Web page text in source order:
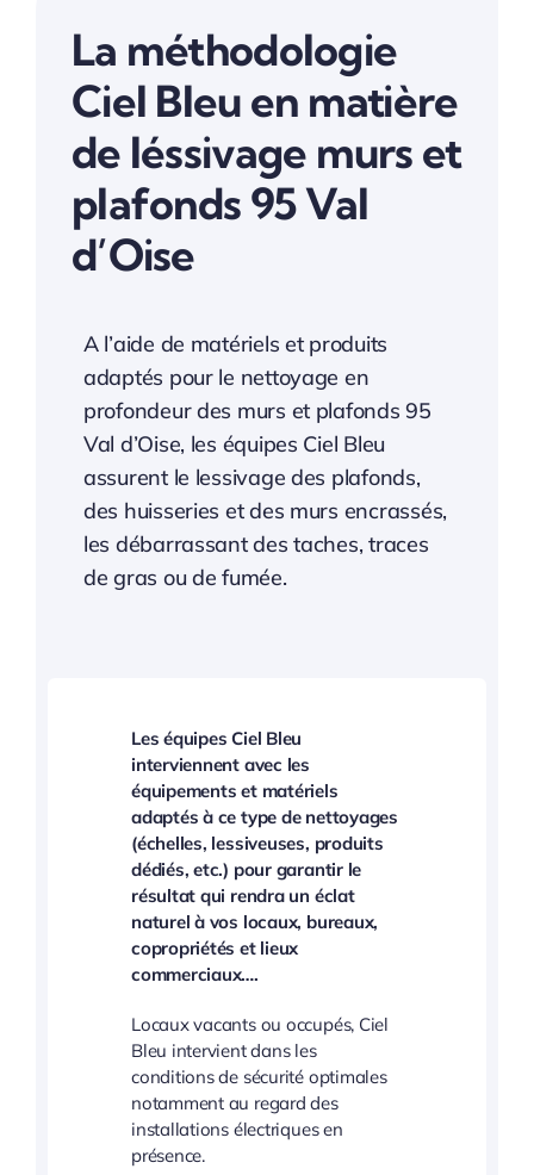
La méthodologie
Ciel Bleu en matière
de léssivage murs et
plafonds 95 Val
d’Oise
A l’aide de matériels et produits
adaptés pour le nettoyage en
profondeur des murs et plafonds 95
Val d’Oise, les équipes Ciel Bleu
assurent le lessivage des plafonds,
des huisseries et des murs encrassés,
les débarrassant des taches, traces
de gras ou de fumée.
Les équipes Ciel Bleu
interviennent avec les
équipements et matériels
adaptés à ce type de nettoyages
(échelles, lessiveuses, produits
dédiés, etc.) pour garantir le
résultat qui rendra un éclat
naturel à vos locaux, bureaux,
copropriétés et lieux
commerciaux….
Locaux vacants ou occupés, Ciel
Bleu intervient dans les
conditions de sécurité optimales
notamment au regard des
installations électriques en
présence.